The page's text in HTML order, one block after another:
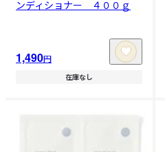
ンディショナー ４００ｇ
1,490円
在庫なし